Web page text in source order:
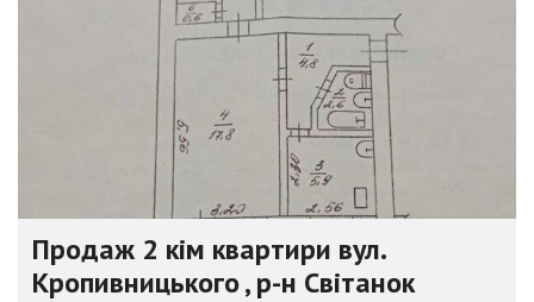
Продаж 2 кім квартири вул.
Кропивницького , р-н Світанок